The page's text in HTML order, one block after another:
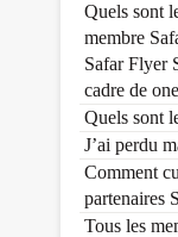
Quels sont
membre
Safar Flyer
cadre de
Quels sont
J’ai perdu
Comment
partenaires
Tous les